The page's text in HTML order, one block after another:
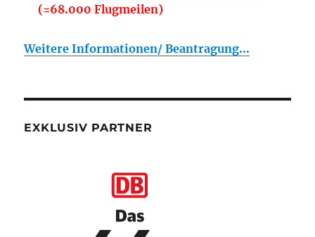
(=68.000 Flugmeilen)
Weitere Informationen/ Beantragung...
EXKLUSIV PARTNER